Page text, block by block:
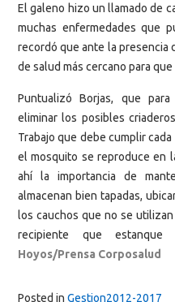
El galeno hizo un llamado de
muchas enfermedades que
recordó que ante la presencia
de salud más cercano para
Puntualizó Borjas, que
eliminar los posibles
Trabajo que debe cumplir
el mosquito se reproduce en
ahí la importancia de
almacenan bien tapadas,
los cauchos que no se
recipiente que
Hoyos/Prensa Corposalud
Posted in Gestion2012-2017